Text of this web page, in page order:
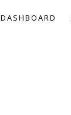
DASHBOARD